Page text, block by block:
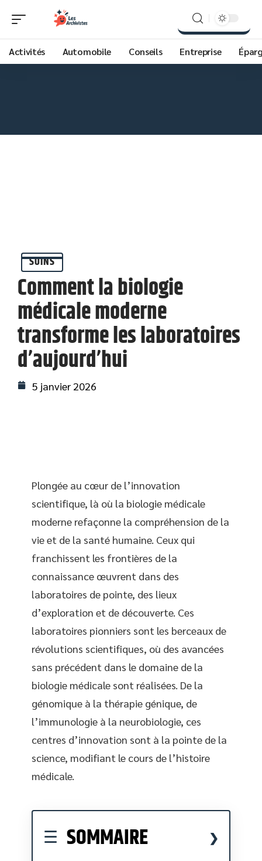
Activités Automobile Conseils Entreprise
SOINS
Comment la biologie
médicale moderne
transforme les laboratoires
d’aujourd’hui
5 janvier 2026
Plongée au cœur de l’innovation
scientifique, là où la biologie médicale
moderne refaçonne la compréhension de la
vie et de la santé humaine. Ceux qui
franchissent les frontières de la
connaissance œuvrent dans des
laboratoires de pointe, des lieux
d’exploration et de découverte. Ces
laboratoires pionniers sont les berceaux de
révolutions scientifiques, où des avancées
sans précédent dans le domaine de la
biologie médicale sont réalisées. De la
génomique à la thérapie génique, de
l’immunologie à la neurobiologie, ces
centres d’innovation sont à la pointe de la
science, modifiant le cours de l’histoire
médicale.
SOMMAIRE